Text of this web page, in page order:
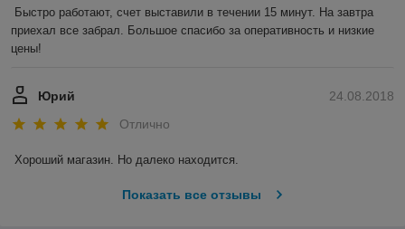
Быстро работают, счет выставили в течении 15 минут. На завтра
приехал все забрал. Большое спасибо за оперативность и низкие
цены!
24.08.2018
Юрий
Отлично
Хороший магазин. Но далеко находится.
Показать все отзывы